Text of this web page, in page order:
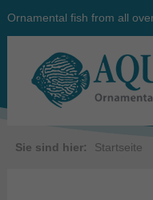
Ornamental fish from all
Sie sind hier: Startseite